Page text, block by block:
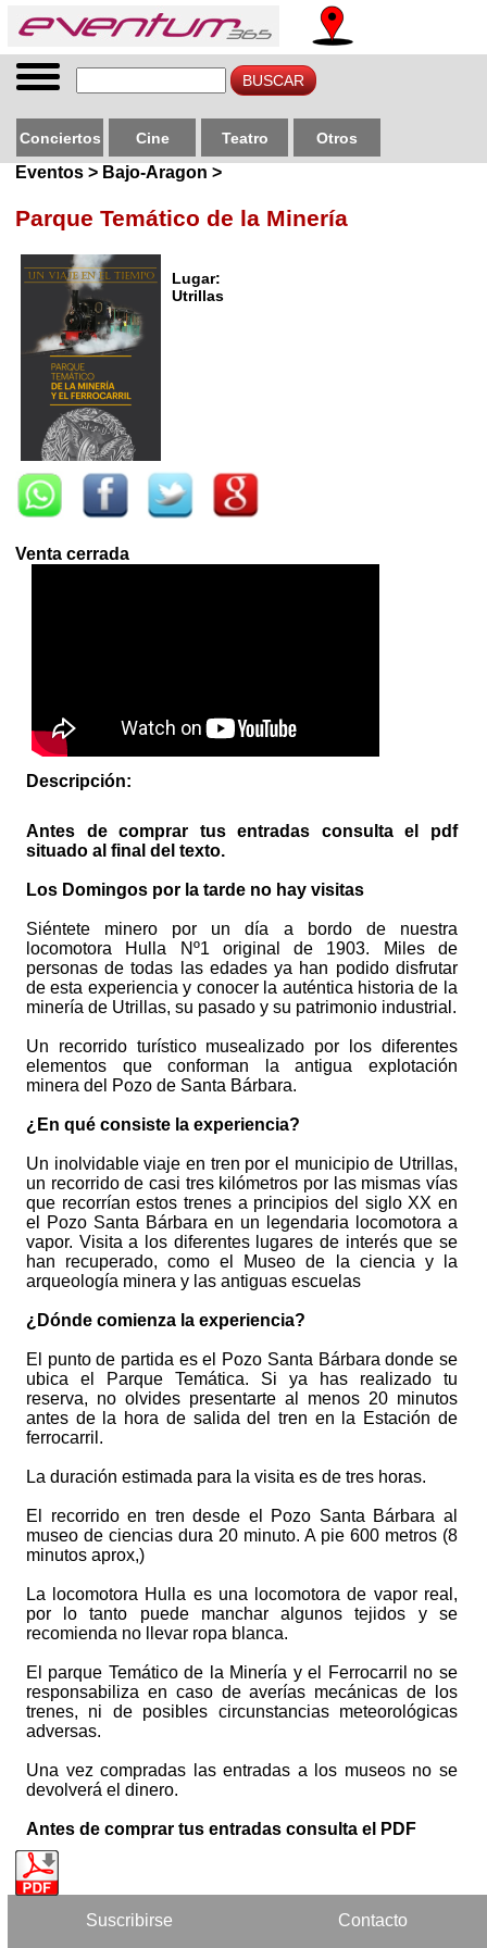
Conciertos Cine Teatro Otros
Eventos > Bajo-Aragon >
Parque Temático de la Minería
Lugar:
Utrillas
Venta cerrada
Descripción:
Antes de comprar tus entradas consulta el pdf
situado al final del texto.
Los Domingos por la tarde no hay visitas
Siéntete minero por un día a bordo de nuestra
locomotora Hulla Nº1 original de 1903. Miles de
personas de todas las edades ya han podido disfrutar
de esta experiencia y conocer la auténtica historia de la
minería de Utrillas, su pasado y su patrimonio industrial.
Un recorrido turístico musealizado por los diferentes
elementos que conforman la antigua explotación
minera del Pozo de Santa Bárbara.
¿En qué consiste la experiencia?
Un inolvidable viaje en tren por el municipio de Utrillas,
un recorrido de casi tres kilómetros por las mismas vías
que recorrían estos trenes a principios del siglo XX en
el Pozo Santa Bárbara en un legendaria locomotora a
vapor. Visita a los diferentes lugares de interés que se
han recuperado, como el Museo de la ciencia y la
arqueología minera y las antiguas escuelas
¿Dónde comienza la experiencia?
El punto de partida es el Pozo Santa Bárbara donde se
ubica el Parque Temática. Si ya has realizado tu
reserva, no olvides presentarte al menos 20 minutos
antes de la hora de salida del tren en la Estación de
ferrocarril.
La duración estimada para la visita es de tres horas.
El recorrido en tren desde el Pozo Santa Bárbara al
museo de ciencias dura 20 minuto. A pie 600 metros (8
minutos aprox,)
La locomotora Hulla es una locomotora de vapor real,
por lo tanto puede manchar algunos tejidos y se
recomienda no llevar ropa blanca.
El parque Temático de la Minería y el Ferrocarril no se
responsabiliza en caso de averías mecánicas de los
trenes, ni de posibles circunstancias meteorológicas
adversas.
Una vez compradas las entradas a los museos no se
devolverá el dinero.
Antes de comprar tus entradas consulta el PDF
Suscribirse Contacto